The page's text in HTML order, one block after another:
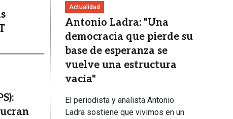
Actualidad
Antonio Ladra: "Una
democracia que pierde su
base de esperanza se
vuelve una estructura
vacía"
El periodista y analista Antonio
Ladra sostiene que vivimos en un